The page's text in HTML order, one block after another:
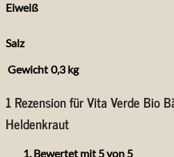
Eiweiß
Salz
Gewicht 0,3 kg
1 Rezension fürVita Verde Bio
Heldenkraut
Bewertet mit 5von 5